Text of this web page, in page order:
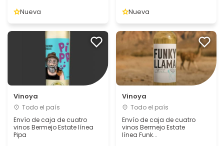
Nueva Nueva
Vinoya
Todo el país
Envío de caja de cuatro
vinos Bermejo Estate línea
Pipa
Vinoya
Todo el país
Envío de caja de cuatro
vinos Bermejo Estate
línea Funk...